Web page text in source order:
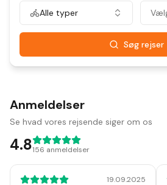
Alle typer
Søg rejser
Anmeldelser
Se hvad vores rejsende siger om os
4.8156 anmeldelser
19.09.2025